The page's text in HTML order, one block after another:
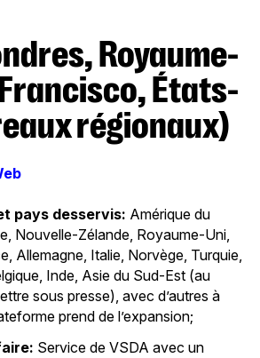
États-
régionaux)
pays desservis: Amérique du
Nouvelle-Zélande, Royaume-Uni,
Allemagne, Italie, Norvège, Turquie,
Inde, Asie du Sud-Est (au
sous presse), avec d’autres à
prend de l’expansion;
Service de VSDA avec un